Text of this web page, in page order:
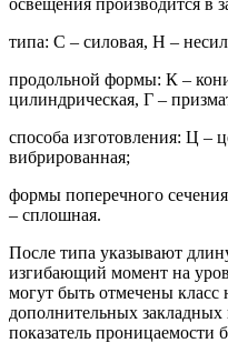
типа: С – силовая, Н –
продольной формы: К –
цилиндрическая, Г –
способа изготовления: Ц –
вибрированная;
формы поперечного
– сплошная.
После типа указывают
изгибающий момент на
могут быть отмечены класс
дополнительных закладных
показатель проницаемости